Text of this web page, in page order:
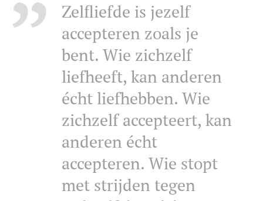
Zelfliefde is jezelf
accepteren zoals je
bent. Wie zichzelf
liefheeft, kan anderen
écht liefhebben. Wie
zichzelf accepteert, kan
anderen écht
accepteren. Wie stopt
met strijden tegen